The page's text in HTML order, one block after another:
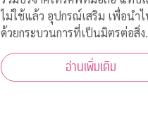
ไม่ใช้แล้ว อุปกรณ์เสริม เพื่อนำไ
ด้วยกระบวนการที่เป็นมิตรต่อสิ่ง
แวดล้อม มือถือเก่า/แท็บเล็ต 1 เครื่อง
โครงการฯ และ TES มอบเงิน
ให้กับ "กองทุนภูมิคุ้มกันบำบัดมะ
อ่านเพิ่มเติม